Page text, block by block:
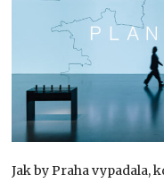
Jak by Praha vypadala,